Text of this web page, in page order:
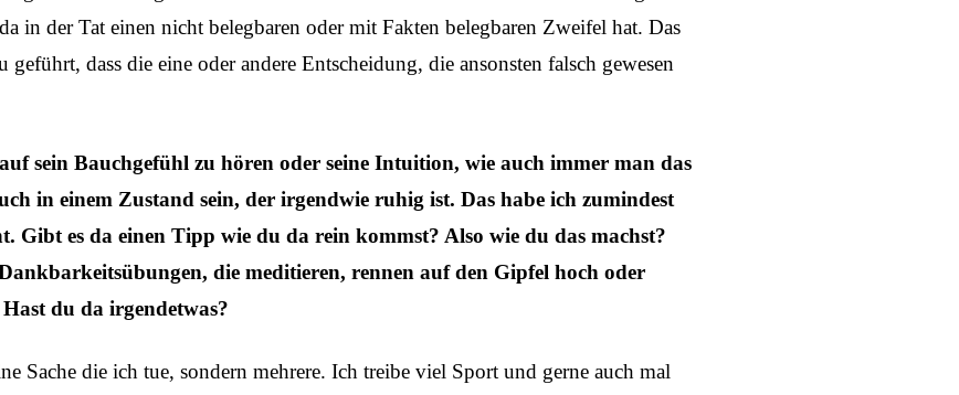
in der Tat einen nicht belegbaren oder mit Fakten belegbaren Zweifel hat. Das
geführt, dass die eine oder andere Entscheidung, die ansonsten falsch gewesen
sein Bauchgefühl zu hören oder seine Intuition, wie auch immer man das
in einem Zustand sein, der irgendwie ruhig ist. Das habe ich zumindest
Gibt es da einen Tipp wie du da rein kommst? Also wie du das machst?
die meditieren, rennen auf den Gipfel hoch oder
du da irgendetwas?
Sache die ich tue, sondern mehrere. Ich treibe viel Sport und gerne auch mal